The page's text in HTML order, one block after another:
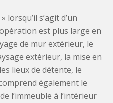
lorsqu’il s’agit d’un
est plus large en
de mur extérieur, le
extérieur, la mise en
lieux de détente, le
également le
l’immeuble à l’intérieur